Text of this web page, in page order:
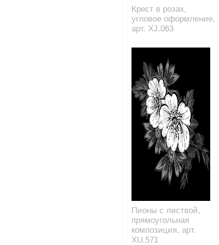
Крест в розах,
угловое оформление,
арт. XJ.063
Пионы с листвой,
прямоугольная
композиция, арт.
XU.571